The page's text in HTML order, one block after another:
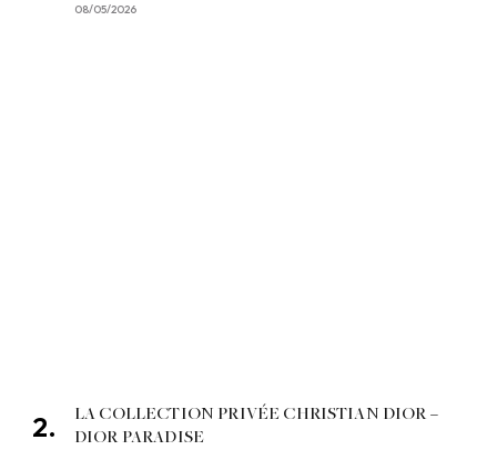
08/05/2026
LA COLLECTION PRIVÉE CHRISTIAN DIOR –
DIOR PARADISE